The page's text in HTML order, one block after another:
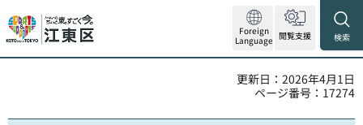
Foreign
Language 閲覧支援 検索
更新日：2026年4月1日
ページ番号：17274